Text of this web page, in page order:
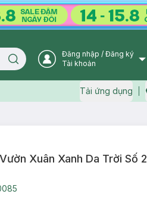
Search icon User Icon
Đăng nhập / Đăng ký
Tài khoản
Tải ứng dụng
Xuân Xanh Da Trời Số 2